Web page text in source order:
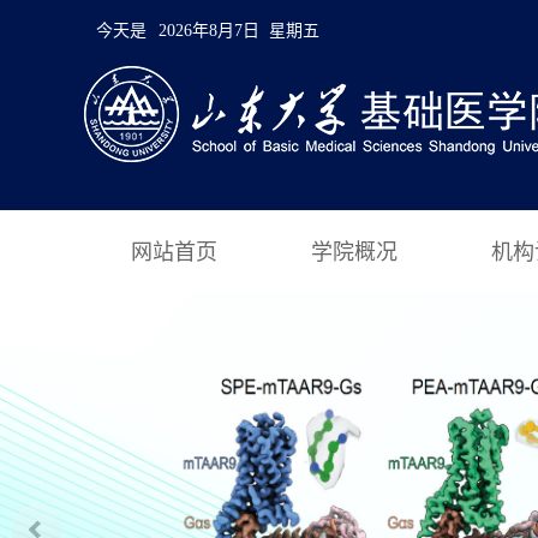
今天是 2026年8月7日 星期五
网站首页 学院概况 机